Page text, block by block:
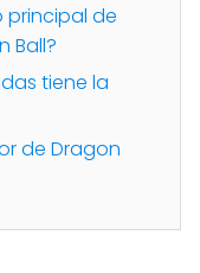
principal de
Ball?
tiene la
de Dragon